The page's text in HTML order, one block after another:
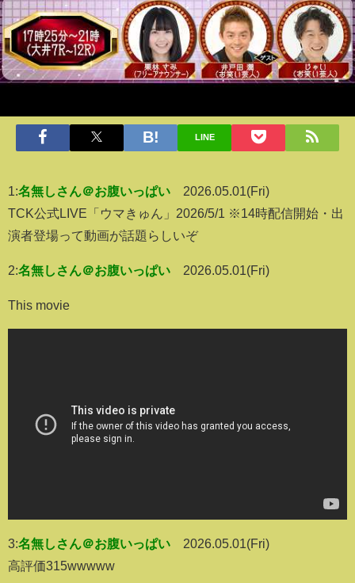
LINE
1:名無しさん＠お腹いっぱい
2026.05.01(Fri)
TCK公式LIVE「ウマきゅん」2026/5/1 ※14時配信開始・出
演者登場って動画が話題らしいぞ
2:名無しさん＠お腹いっぱい 2026.05.01(Fri)
This movie
3:名無しさん＠お腹いっぱい
2026.05.01(Fri)
高評価315wwwww